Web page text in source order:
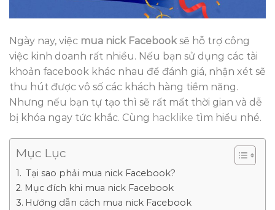
Ngày nay, việc mua nick Facebook sẽ hỗ trợ công
việc kinh doanh rất nhiều. Nếu bạn sử dụng các tài
khoản facebook khác nhau để đánh giá, nhận xét sẽ
thu hút được vô số các khách hàng tiềm năng.
Nhưng nếu bạn tự tạo thì sẽ rất mất thời gian và dễ
bị khóa ngay tức khắc. Cùng hacklike tìm hiểu nhé.
Mục Lục
Tại sao phải mua nick Facebook?
Mục đích khi mua nick Facebook
Hướng dẫn cách mua nick Facebook